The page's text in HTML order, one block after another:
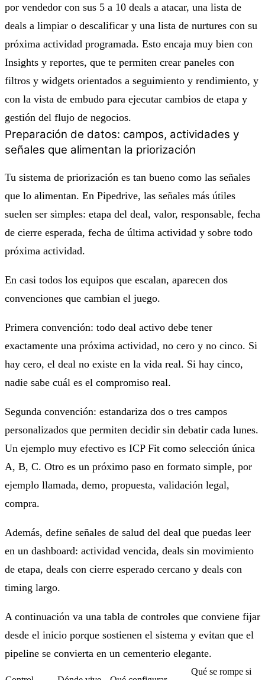
por vendedor con sus 5 a 10 deals a atacar, una lista de
deals a limpiar o descalificar y una lista de nurtures con su
próxima actividad programada. Esto encaja muy bien con
Insights y reportes, que te permiten crear paneles con
filtros y widgets orientados a seguimiento y rendimiento, y
con la vista de embudo para ejecutar cambios de etapa y
gestión del flujo de negocios.
Preparación de datos: campos, actividades y
señales que alimentan la priorización
Tu sistema de priorización es tan bueno como las señales
que lo alimentan. En Pipedrive, las señales más útiles
suelen ser simples: etapa del deal, valor, responsable, fecha
de cierre esperada, fecha de última actividad y sobre todo
próxima actividad.
En casi todos los equipos que escalan, aparecen dos
convenciones que cambian el juego.
Primera convención: todo deal activo debe tener
exactamente una próxima actividad, no cero y no cinco. Si
hay cero, el deal no existe en la vida real. Si hay cinco,
nadie sabe cuál es el compromiso real.
Segunda convención: estandariza dos o tres campos
personalizados que permiten decidir sin debatir cada lunes.
Un ejemplo muy efectivo es ICP Fit como selección única
A, B, C. Otro es un próximo paso en formato simple, por
ejemplo llamada, demo, propuesta, validación legal,
compra.
Además, define señales de salud del deal que puedas leer
en un dashboard: actividad vencida, deals sin movimiento
de etapa, deals con cierre esperado cercano y deals con
timing largo.
A continuación va una tabla de controles que conviene fijar
desde el inicio porque sostienen el sistema y evitan que el
pipeline se convierta en un cementerio elegante.
Qué se rompe si